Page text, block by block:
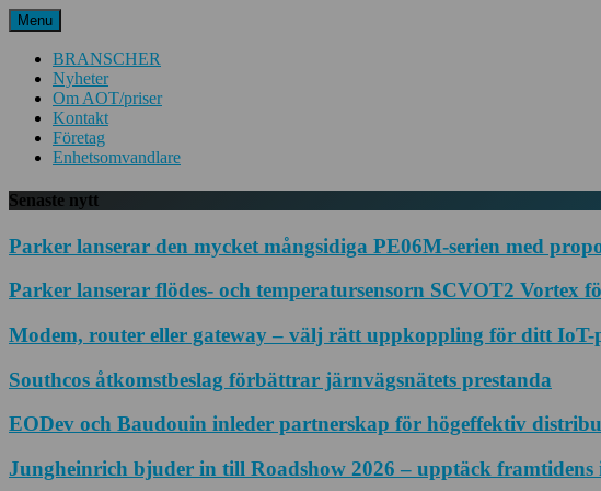
Hoppa
till
innehåll
Menu
BRANSCHER
Nyheter
Om AOT/priser
Kontakt
Företag
Enhetsomvandlare
Senaste nytt
Parker lanserar den mycket mångsidiga PE06M-serien med
Parker lanserar flödes- och temperatursensorn SCVOT2 Vortex
Modem, router eller gateway – välj rätt uppkoppling för ditt
Southcos åtkomstbeslag förbättrar järnvägsnätets prestanda
EODev och Baudouin inleder partnerskap för högeffektiv
Jungheinrich bjuder in till Roadshow 2026 – upptäck